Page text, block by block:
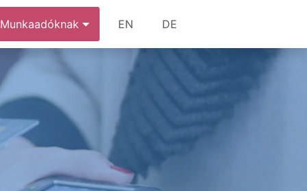
Munkaadóknak EN DE